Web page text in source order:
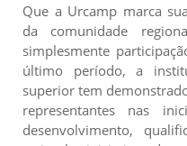
Que a Urcamp marca
da comunidade
simplesmente
último período, a
superior tem
representantes nas
desenvolvimento,